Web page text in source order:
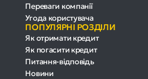
Переваги компанії
Угода користувача
ПОПУЛЯРНІ РОЗДІЛИ
Як отримати кредит
Як погасити кредит
Питання-відповідь
Новини